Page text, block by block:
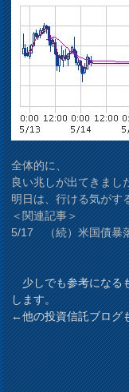
全体的に、
良い兆しが出てきまし
明日は、行ける気がす
＜関連記事＞
5/17 （続）米国債暴
少しでも参考になる
します。
←他の投資信託ブログ